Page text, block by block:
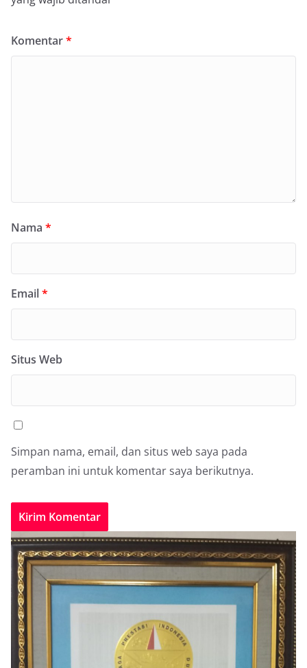
Komentar*
Nama *
Email*
Situs Web
Simpan nama, email, dan situs web saya pada
peramban ini untuk komentar saya berikutnya.